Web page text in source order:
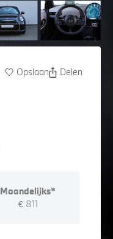
Opslaan Delen
Maandelijks*
€ 811